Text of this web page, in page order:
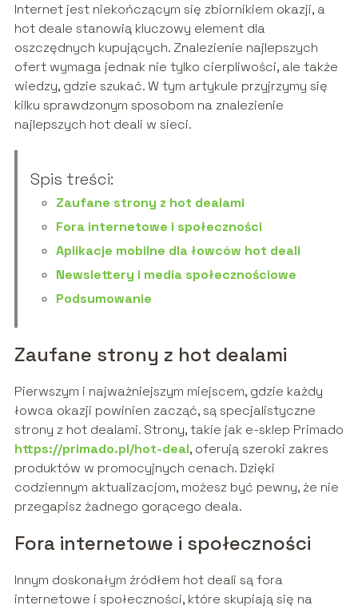
Internet jest niekończącym się zbiornikiem okazji, a
hot deale stanowią kluczowy element dla
oszczędnych kupujących. Znalezienie najlepszych
ofert wymaga jednak nie tylko cierpliwości, ale także
wiedzy, gdzie szukać. W tym artykule przyjrzymy się
kilku sprawdzonym sposobom na znalezienie
najlepszych hot deali w sieci.
Spis treści:
Zaufane strony z hot dealami
Fora internetowe i społeczności
Aplikacje mobilne dla łowców hot deali
Newslettery i media społecznościowe
Podsumowanie
Zaufane strony z hot dealami
Pierwszym i najważniejszym miejscem, gdzie każdy
łowca okazji powinien zacząć, są specjalistyczne
strony z hot dealami. Strony, takie jak e-sklep Primado
https://primado.pl/hot-deal, oferują szeroki zakres
produktów w promocyjnych cenach. Dzięki
codziennym aktualizacjom, możesz być pewny, że nie
przegapisz żadnego gorącego deala.
Fora internetowe i społeczności
Innym doskonałym źródłem hot deali są fora
internetowe i społeczności, które skupiają się na